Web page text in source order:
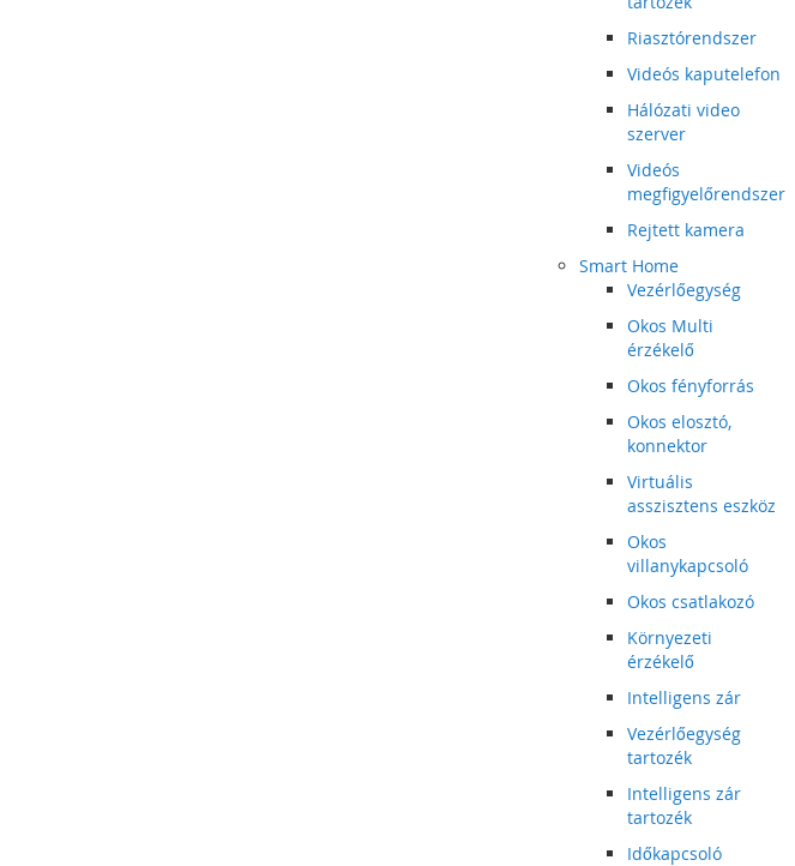
Riasztórendszer
Videós kaputelefon
Hálózati video
szerver
Videós
megfigyelőrendszer
Rejtett kamera
Smart Home
Vezérlőegység
Okos Multi
érzékelő
Okos fényforrás
Okos elosztó,
konnektor
Virtuális
asszisztens eszköz
Okos
villanykapcsoló
Okos csatlakozó
Környezeti
érzékelő
Intelligens zár
Vezérlőegység
tartozék
Intelligens zár
tartozék
Időkapcsoló